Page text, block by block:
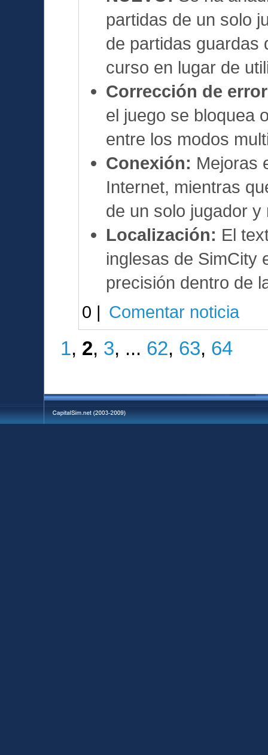
partidas de un solo
de partidas guardas
curso en lugar de
Corrección de
el juego se bloquea
entre los modos
Conexión: Mejoras
Internet, mientras
de un solo jugador y
Localización: El
inglesas de SimCity
precisión dentro de
0 | Comentar noticia
1, 2, 3, ... 62, 63, 64